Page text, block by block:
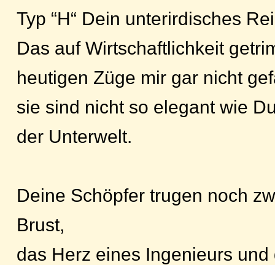
Typ “H“ Dein unterirdisches
Das auf Wirtschaftlichkeit
heutigen Züge mir gar nicht
sie sind nicht so elegant wie
der Unterwelt.
Deine Schöpfer trugen noch
Brust,
das Herz eines Ingenieurs und